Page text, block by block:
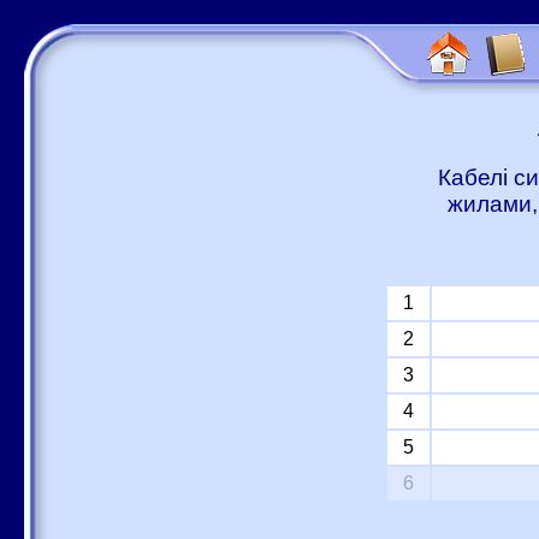
Кабелі
жилами,
1
2
3
4
5
6